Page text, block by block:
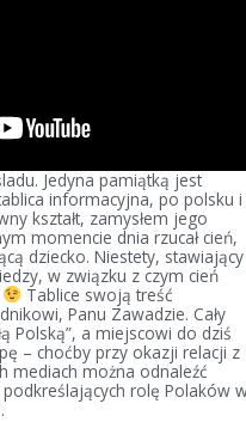
Jedyna pamiątką jest
informacyjna, po polsku i
kształt, zamysłem jego
momencie dnia rzucał cień,
dziecko. Niestety, stawiający
w związku z czym cień
Tablice swoją treść
Panu Zawadzie. Cały
Polską”, a miejscowi do dziś
– choćby przy okazji relacji z
mediach można odnaleźć
rolę Polaków